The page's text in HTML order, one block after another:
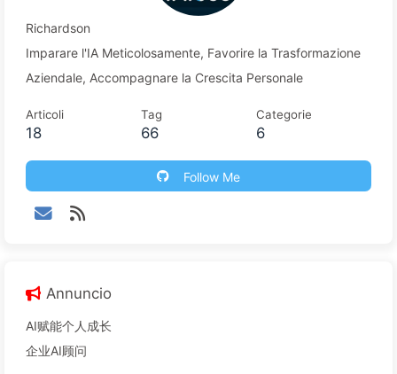
Richardson
Imparare l'IA Meticolosamente, Favorire la Trasformazione
Aziendale, Accompagnare la Crescita Personale
Articoli
18
Tag
66
Categorie
6
Follow Me
Annuncio
AI赋能个人成长
企业AI顾问